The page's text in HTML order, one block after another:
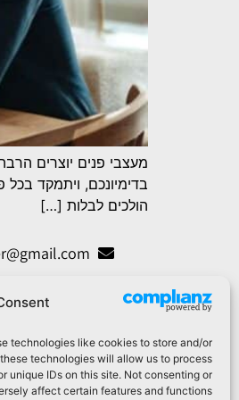
technologies like cookies to store and/or
technologies will allow us to process
unique IDs on this site. Not consenting or
affect certain features and functions.
מעצבי פנים יוצרים
הולכים לבלות […]